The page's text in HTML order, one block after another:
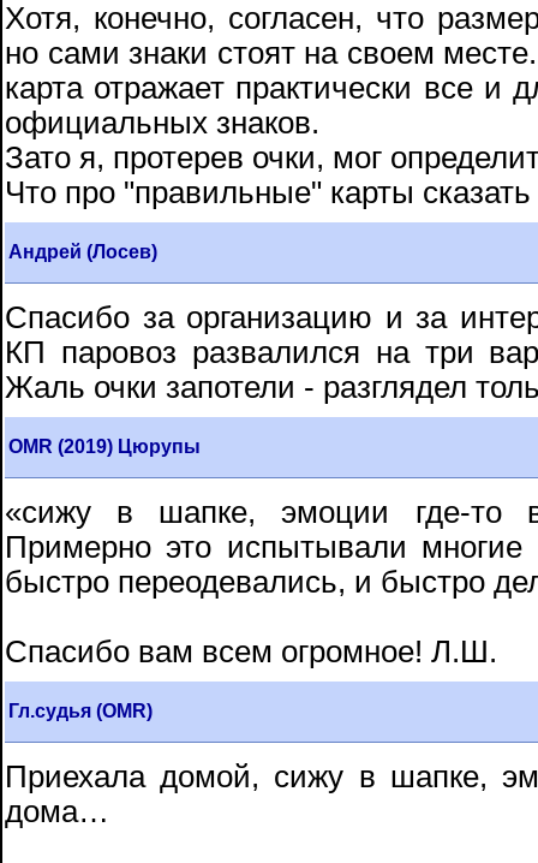
Хотя, конечно, согласен, что
но сами знаки стоят на своем
карта отражает практически все и
официальных знаков.
Зато я, протерев очки, мог
Что про "правильные" карты
Андрей (Лосев)
Спасибо за организацию и за
КП паровоз развалился на три
Жаль очки запотели - разглядел
OMR (2019) Цюрупы
«сижу в шапке, эмоции где-то
Примерно это испытывали
быстро переодевались, и быстро
Спасибо вам всем огромное! Л.Ш.
Гл.судья (ОМR)
Приехала домой, сижу в шапке,
дома…